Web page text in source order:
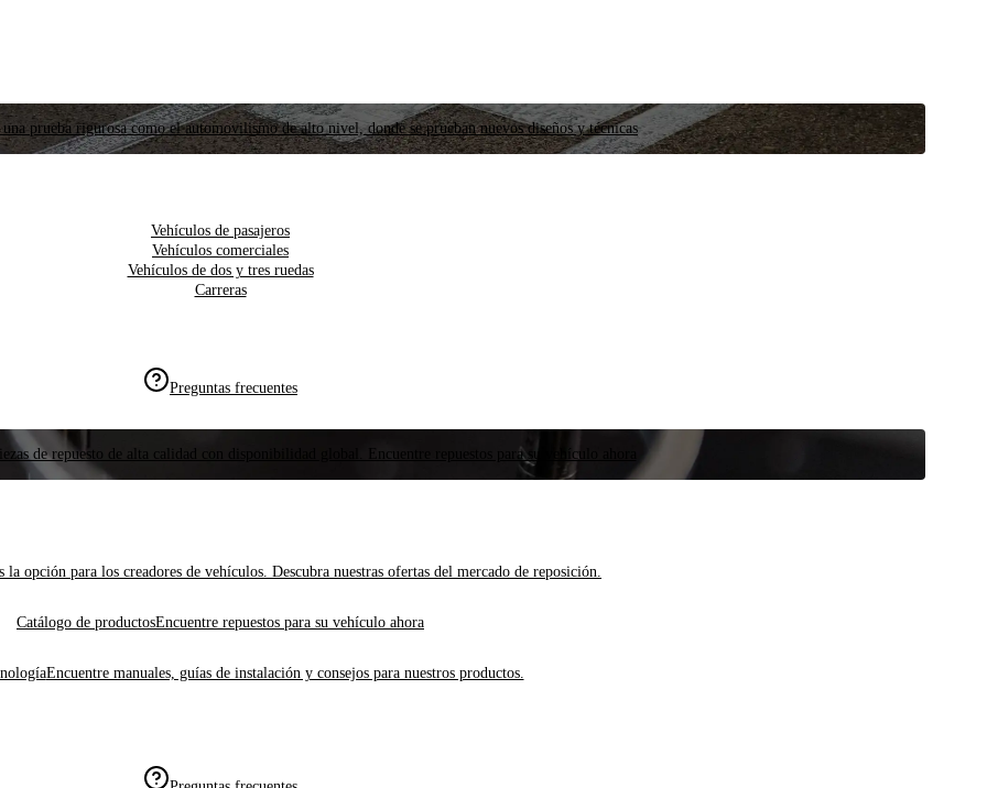
prueba rigurosa como el automovilismo de alto nivel, donde se prueban nuevos diseños y técnicas
Vehículos de pasajeros
Vehículos comerciales
Vehículos de dos y tres ruedas
Carreras
Preguntas frecuentes
de repuesto de alta calidad con disponibilidad global. Encuentre repuestos para su vehículo ahora
la opción para los creadores de vehículos. Descubra nuestras ofertas del mercado de reposición.
Catálogo de productosEncuentre repuestos para su vehículo ahora
Encuentre manuales, guías de instalación y consejos para nuestros productos.